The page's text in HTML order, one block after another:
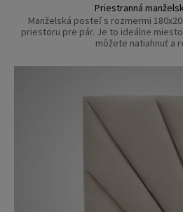
Priestranná
Manželská posteľ s rozmermi
priestoru pre pár. Je to ideálne
môžete natiahnuť a